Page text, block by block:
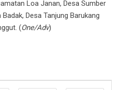
Loa Janan, Desa Sumber
Desa Tanjung Barukang
(One/Adv)